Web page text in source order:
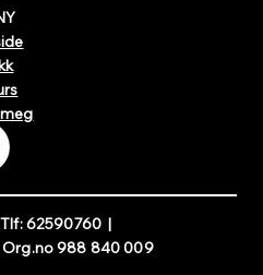
62590760 |
988 840 009